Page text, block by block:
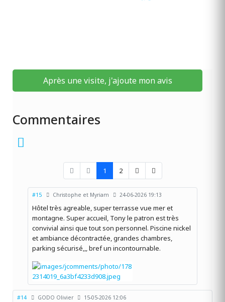
Après une visite, j'ajoute mon avis
Commentaires
1 2
#15 Christophe et Myriam 24-06-2026 19:13
Hôtel très agreable, super terrasse vue mer et
montagne. Super accueil, Tony le patron est très
convivial ainsi que tout son personnel. Piscine nickel
et ambiance décontractée, grandes chambres,
parking sécurisé,,, bref un incontournable.
#14 GODO Olivier 15-05-2026 12:06